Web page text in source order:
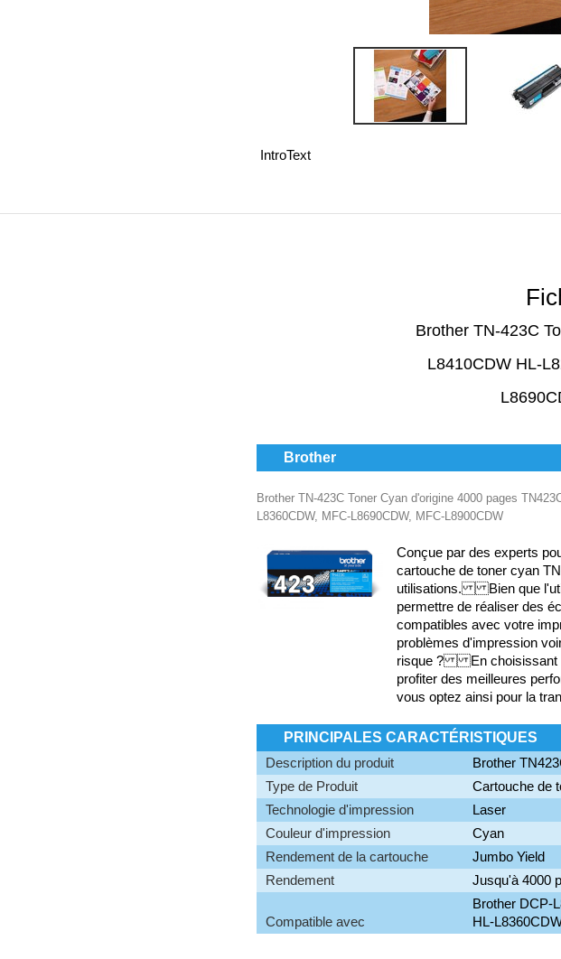
IntroText
Brother TN-423C
L8410CDW HL-
Brother
Brother TN-423C Toner Cyan d'origine 4000 pages
L8360CDW, MFC-L8690CDW, MFC-L8900CDW
Conçue par des experts
cartouche de toner cyan
utilisations. Bien que
permettre de réaliser des
compatibles avec votre
problèmes d'impression
risque ? En choisissant
profiter des meilleures
vous optez ainsi pour la
PRINCIPALES CARACTÉRISTIQUES
Description du produit
Brother
Type de Produit
Cartouche de
Technologie d'impression
Laser
Couleur d'impression
Cyan
Rendement de la cartouche
Jumbo Yield
Rendement
Jusqu'à 4000
Compatible avec
Brother DCP-
HL-